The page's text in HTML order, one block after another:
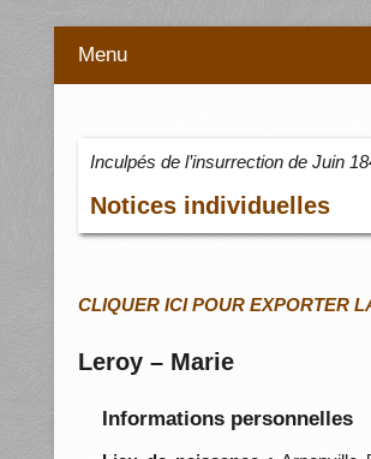
Menu
Inculpés de l’insurrection de Juin
Notices individuelles
CLIQUER ICI POUR EXPORTER
Leroy – Marie
Informations personnelles